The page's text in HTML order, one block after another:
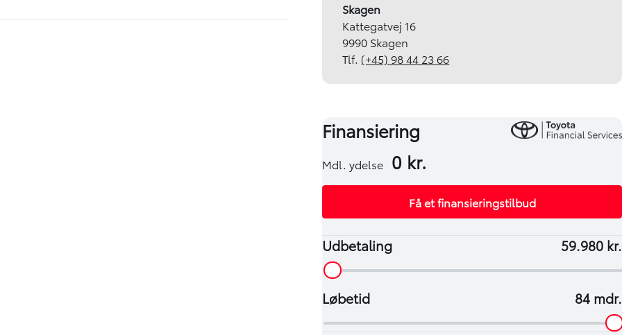
udbetaling. Kig ind og hør nærmere...
Skagen
Kattegatvej 16
9990 Skagen
Tlf. (+45) 98 44 23 66